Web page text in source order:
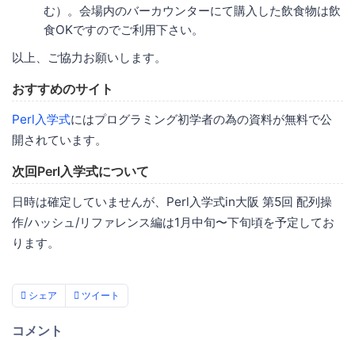
む）。会場内のバーカウンターにて購入した飲食物は飲
食OKですのでご利用下さい。
以上、ご協力お願いします。
おすすめのサイト
Perl入学式にはプログラミング初学者の為の資料が無料で公
開されています。
次回Perl入学式について
日時は確定していませんが、Perl入学式in大阪 第5回 配列操
作/ハッシュ/リファレンス編は1月中旬〜下旬頃を予定してお
ります。
シェア ツイート
コメント